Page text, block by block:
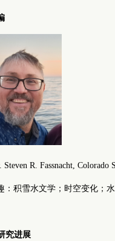
Steven R. Fassnacht, Colorado
：积雪水文学；时空变化；
究进展